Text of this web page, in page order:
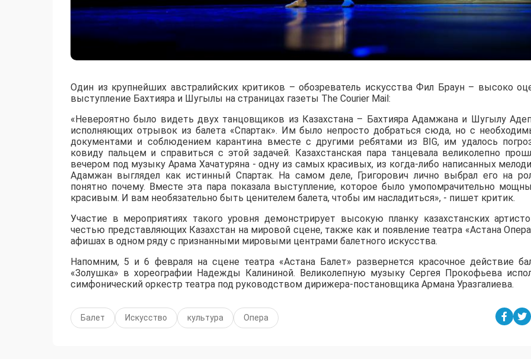
Один из крупнейших австралийских критиков – обозреватель искусства Фил Браун – высоко
выступление Бахтияра и Шугылы на страницах газеты The Courier Mail:
«Невероятно было видеть двух танцовщиков из Казахстана – Бахтияра Адамжана и Шугылу
исполняющих отрывок из балета «Спартак». Им было непросто добраться сюда, но с
документами и соблюдением карантина вместе с другими ребятами из BIG, им удалось
ковиду пальцем и справиться с этой задачей. Казахстанская пара танцевала великолепно
вечером под музыку Арама Хачатуряна - одну из самых красивых, из когда-либо написанных
Адамжан выглядел как истинный Спартак. На самом деле, Григорович лично выбрал его на
понятно почему. Вместе эта пара показала выступление, которое было умопомрачительно
красивым. И вам необязательно быть ценителем балета, чтобы им насладиться», - пишет критик.
Участие в мероприятиях такого уровня демонстрирует высокую планку казахстанских
честью представляющих Казахстан на мировой сцене, также как и появление театра «Астана
афишах в одном ряду с признанными мировыми центрами балетного искусства.
Напомним, 5 и 6 февраля на сцене театра «Астана Балет» развернется красочное действие
«Золушка» в хореографии Надежды Калининой. Великолепную музыку Сергея Прокофьева
симфонический оркестр театра под руководством дирижера-постановщика Армана Уразгалиева.
Балет Искусство культура Опера